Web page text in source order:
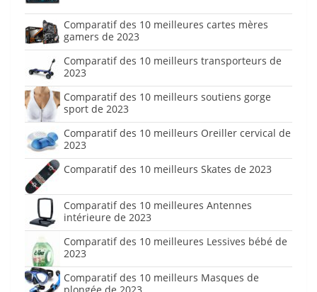
Comparatif des 10 meilleures cartes mères
gamers de 2023
Comparatif des 10 meilleurs transporteurs de
2023
Comparatif des 10 meilleurs soutiens gorge
sport de 2023
Comparatif des 10 meilleurs Oreiller cervical de
2023
Comparatif des 10 meilleurs Skates de 2023
Comparatif des 10 meilleures Antennes
intérieure de 2023
Comparatif des 10 meilleures Lessives bébé de
2023
Comparatif des 10 meilleurs Masques de